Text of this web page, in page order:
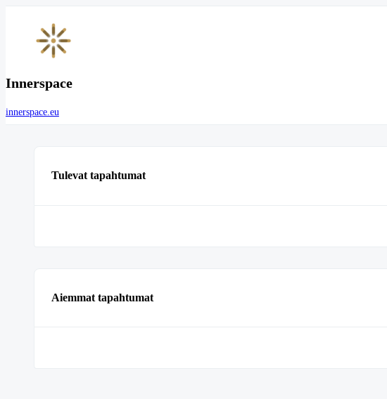
Innerspace
innerspace.eu
Tulevat tapahtumat
Aiemmat tapahtumat